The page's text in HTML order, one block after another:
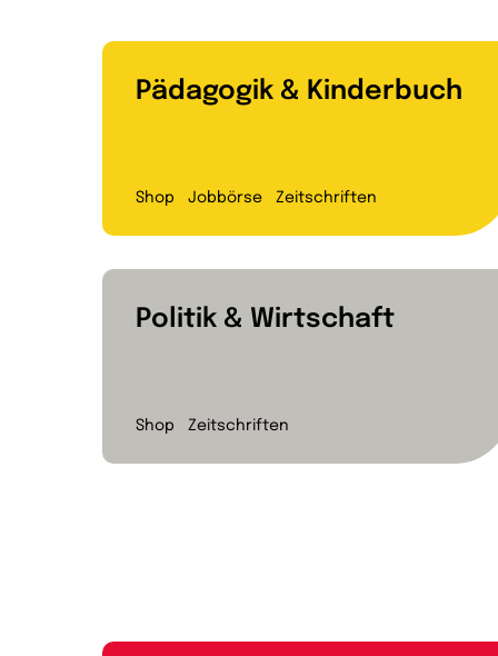
Pädagogik & Kinderbuch
Shop Jobbörse Zeitschriften
Politik & Wirtschaft
Shop Zeitschriften